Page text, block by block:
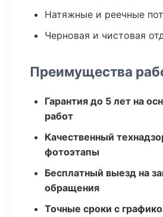
Натяжные и реечные
Черновая и чистовая
Преимущества
Гарантия до 5 лет на
работ
Качественный
фотоэтапы
Бесплатный выезд на
обращения
Точные сроки с